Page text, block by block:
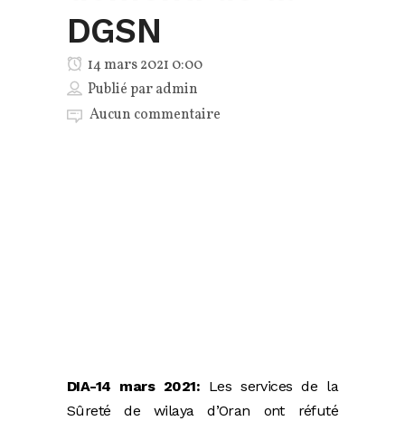
DGSN
14 mars 2021 0:00
Publié paradmin
Aucun commentaire
DIA-14 mars 2021: Les services de la
Sûreté de wilaya d’Oran ont réfuté